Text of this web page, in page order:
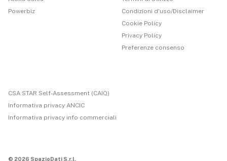
Powerbiz
Condizioni d'uso/Disclaimer
Cookie Policy
Privacy Policy
Preferenze consenso
CSA STAR Self-Assessment (CAIQ)
Informativa privacy ANCIC
Informativa privacy info commerciali
© 2026 SpazioDati S.r.l.